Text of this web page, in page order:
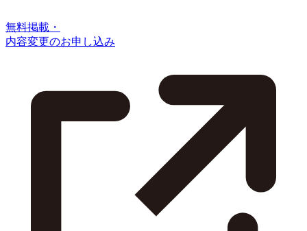
無料掲載・
内容変更のお申し込み